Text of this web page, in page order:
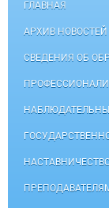
ГЛАВНАЯ
АРХИВ НОВОСТЕЙ
СВЕДЕНИЯ ОБ